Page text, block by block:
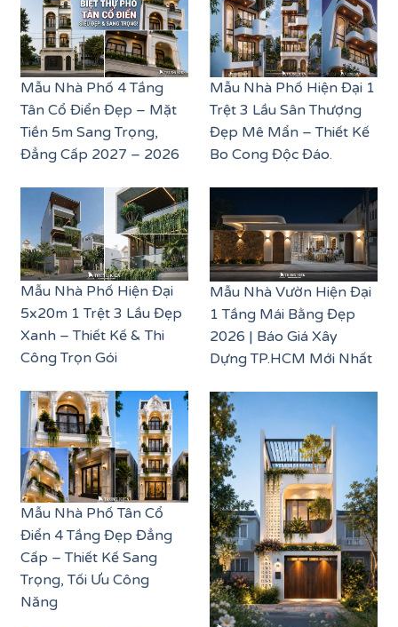
Mẫu Nhà Phố 4 Tầng
Tân Cổ Điển Đẹp – Mặt
Tiền 5m Sang Trọng,
Đẳng Cấp 2027 – 2026
Mẫu Nhà Phố Hiện Đại
5x20m 1 Trệt 3 Lầu Đẹp
Xanh – Thiết Kế & Thi
Công Trọn Gói
Mẫu Nhà Phố Tân Cổ
Điển 4 Tầng Đẹp Đẳng
Cấp – Thiết Kế Sang
Trọng, Tối Ưu Công
Năng
Mẫu Nhà Phố Hiện Đại 1
Trệt 3 Lầu Sân Thượng
Đẹp Mê Mẩn – Thiết Kế
Bo Cong Độc Đáo.
Mẫu Nhà Vườn Hiện Đại
1 Tầng Mái Bằng Đẹp
2026 | Báo Giá Xây
Dựng TP.HCM Mới Nhất